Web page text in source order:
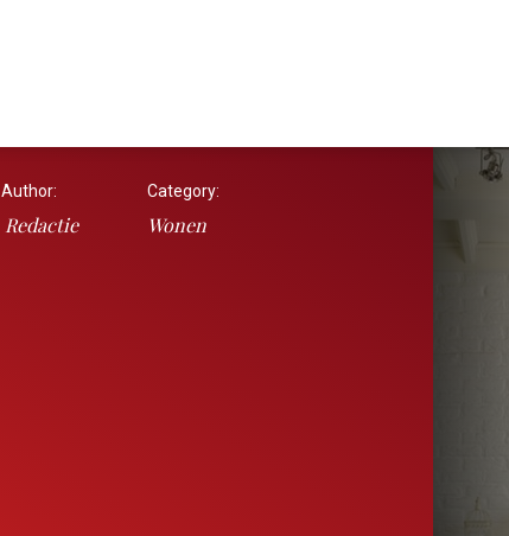
Author:
Redactie
Category:
Wonen